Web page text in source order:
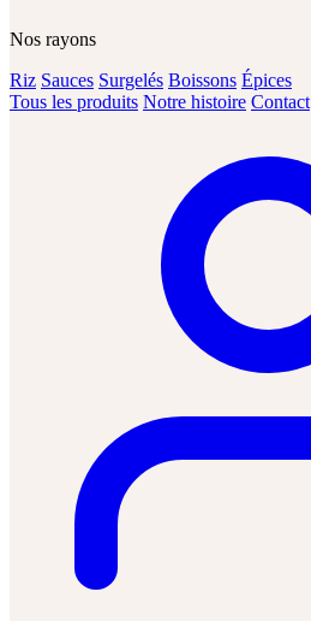
Nos rayons
Riz Sauces Surgelés Boissons Épices
Tous les produits Notre histoire Contact